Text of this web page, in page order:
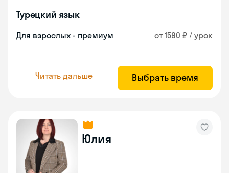
Турецкий язык
Для взрослых - премиум от 1590 ₽ / урок
Читать дальше Выбрать время
Юлия